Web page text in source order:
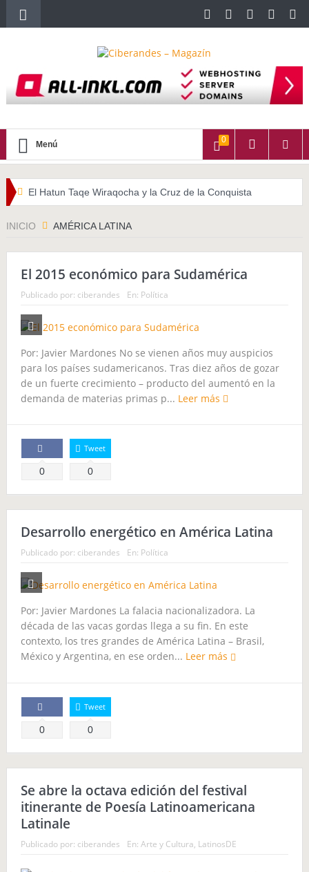
Menú 0
El Hatun Taqe Wiraqocha y la Cruz de la Conquista
WATITA (Quechua con subtítulos en Castellano)
La importancia del cabello largo en las culturas indígenas
americanas
El soldado soviético La Semilla maldita
El Último Hielero Ceremonia de Pago al Apu Qoyllority
El 2015 económico para Sudamérica
MARCHANDO, el camino de los pueblos
INICIO AMÉRICA LATINA
El 2015 económico para Sudamérica
Publicado por: ciberandes En: Política
Por: Javier Mardones No se vienen años muy auspicios
para los países sudamericanos. Tras diez años de gozar
de un fuerte crecimiento – producto del aumentó en la
demanda de materias primas p... Leer más
Comparte
0
Tweet
0
Desarrollo energético en América Latina
Publicado por: ciberandes En: Política
Por: Javier Mardones La falacia nacionalizadora. La
década de las vacas gordas llega a su fin. En este
contexto, los tres grandes de América Latina – Brasil,
México y Argentina, en ese orden... Leer más
Comparte
0
Tweet
0
Se abre la octava edición del festival
itinerante de Poesía Latinoamericana
Latinale
Publicado por: ciberandes En: Arte y Cultura, LatinosDE